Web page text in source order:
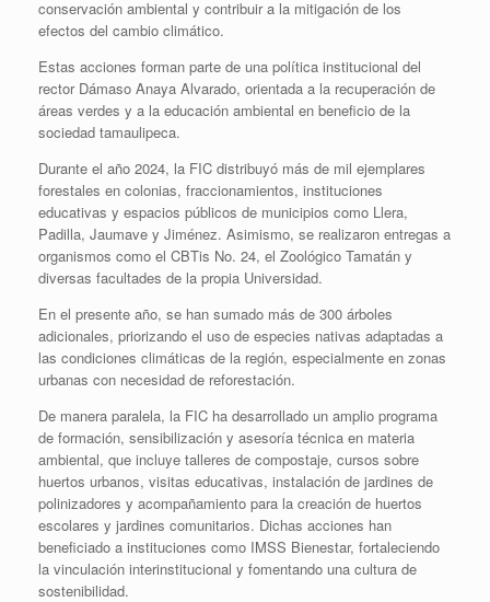
conservación ambiental y contribuir a la mitigación de los
efectos del cambio climático.
Estas acciones forman parte de una política institucional del
rector Dámaso Anaya Alvarado, orientada a la recuperación de
áreas verdes y a la educación ambiental en beneficio de la
sociedad tamaulipeca.
Durante el año 2024, la FIC distribuyó más de mil ejemplares
forestales en colonias, fraccionamientos, instituciones
educativas y espacios públicos de municipios como Llera,
Padilla, Jaumave y Jiménez. Asimismo, se realizaron entregas a
organismos como el CBTis No. 24, el Zoológico Tamatán y
diversas facultades de la propia Universidad.
En el presente año, se han sumado más de 300 árboles
adicionales, priorizando el uso de especies nativas adaptadas a
las condiciones climáticas de la región, especialmente en zonas
urbanas con necesidad de reforestación.
De manera paralela, la FIC ha desarrollado un amplio programa
de formación, sensibilización y asesoría técnica en materia
ambiental, que incluye talleres de compostaje, cursos sobre
huertos urbanos, visitas educativas, instalación de jardines de
polinizadores y acompañamiento para la creación de huertos
escolares y jardines comunitarios. Dichas acciones han
beneficiado a instituciones como IMSS Bienestar, fortaleciendo
la vinculación interinstitucional y fomentando una cultura de
sostenibilidad.